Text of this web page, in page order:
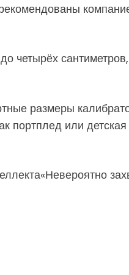
размеры
портплед или